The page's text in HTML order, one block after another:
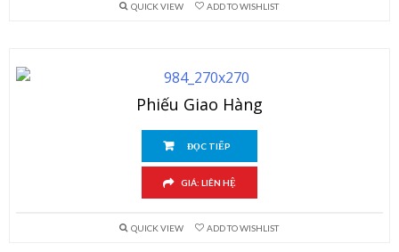
QUICK VIEW ADD TO WISHLIST
Phiếu Giao Hàng
ĐỌC TIẾP
GIÁ: LIÊN HỆ
QUICK VIEW ADD TO WISHLIST